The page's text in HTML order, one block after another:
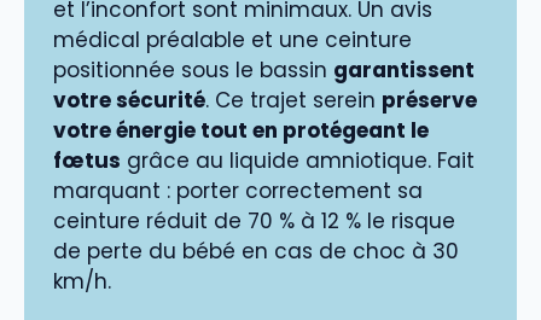
et l’inconfort sont minimaux. Un avis
médical préalable et une ceinture
positionnée sous le bassin garantissent
votre sécurité. Ce trajet serein préserve
votre énergie tout en protégeant le
fœtus grâce au liquide amniotique. Fait
marquant : porter correctement sa
ceinture réduit de 70 % à 12 % le risque
de perte du bébé en cas de choc à 30
km/h.